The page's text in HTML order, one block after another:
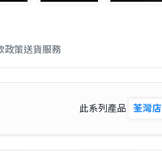
政策送貨服務
此系列產品 荃灣店